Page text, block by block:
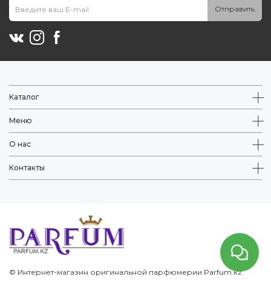
Отправить
Каталог
Меню
О нас
Контакты
© Интернет-магазин оригинальной парфюмерии Parfum.kz